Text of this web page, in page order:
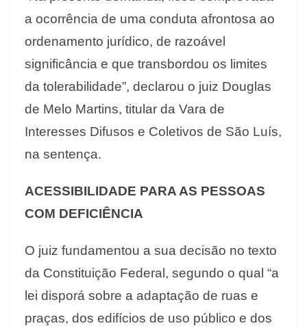
a ocorrência de uma conduta afrontosa ao
ordenamento jurídico, de razoável
significância e que transbordou os limites
da tolerabilidade”, declarou o juiz Douglas
de Melo Martins, titular da Vara de
Interesses Difusos e Coletivos de São Luís,
na sentença.
ACESSIBILIDADE PARA AS PESSOAS
COM DEFICIÊNCIA
O juiz fundamentou a sua decisão no texto
da Constituição Federal, segundo o qual “a
lei disporá sobre a adaptação de ruas e
praças, dos edifícios de uso público e dos